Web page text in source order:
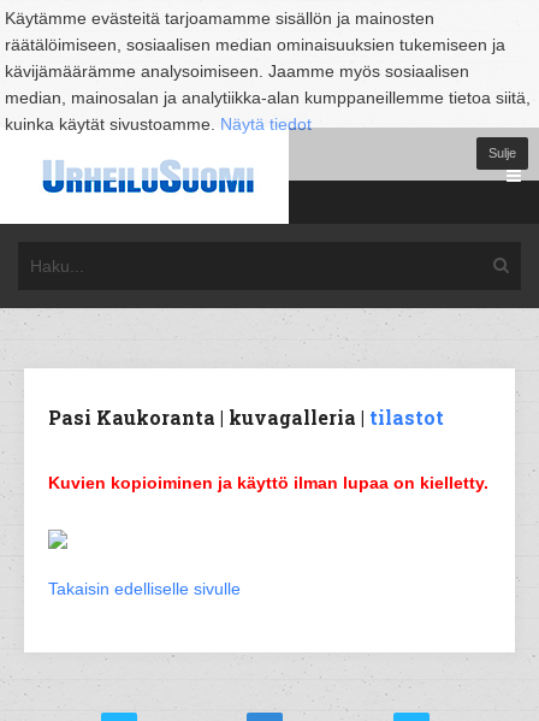
Käytämme evästeitä tarjoamamme sisällön ja mainosten
räätälöimiseen, sosiaalisen median ominaisuuksien tukemiseen ja
kävijämäärämme analysoimiseen. Jaamme myös sosiaalisen
median, mainosalan ja analytiikka-alan kumppaneillemme tietoa siitä,
kuinka käytät sivustoamme. Näytä tiedot
Sulje
Pasi Kaukoranta | kuvagalleria | tilastot
Kuvien kopioiminen ja käyttö ilman lupaa on kielletty.
Takaisin edelliselle sivulle